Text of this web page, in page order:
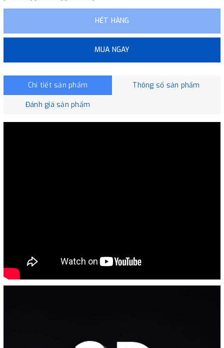
HẾT HÀNG
MUA NGAY
Chi tiết sản phẩm Thông số sản phẩm
Đánh giá sản phẩm